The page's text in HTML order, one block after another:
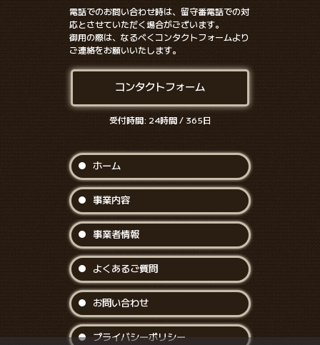
電話でのお問い合わせ時は、留守番電話での対
応とさせていただく場合がございます。
御用の際は、なるべくコンタクトフォームより
ご連絡をお願いいたします。
コンタクトフォーム
受付時間: 24時間 / 365日
ホーム
事業内容
事業者情報
よくあるご質問
お問い合わせ
プライバシーポリシー